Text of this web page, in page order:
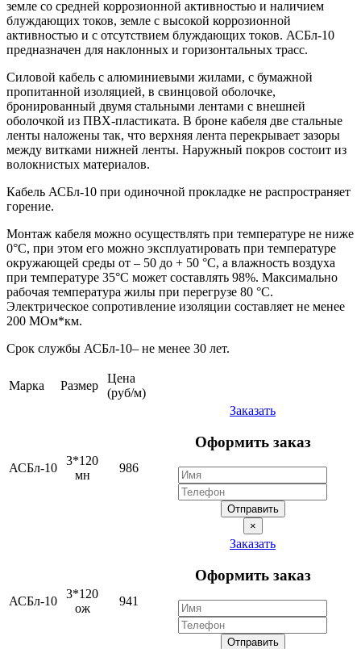
земле со средней коррозионной активностью и наличием
блуждающих токов, земле с высокой коррозионной
активностью и с отсутствием блуждающих токов. АСБл-10
предназначен для наклонных и горизонтальных трасс.
Силовой кабель с алюминиевыми жилами, с бумажной
пропитанной изоляцией, в свинцовой оболочке,
бронированный двумя стальными лентами с внешней
оболочкой из ПВХ-пластиката. В броне кабеля две стальные
ленты наложены так, что верхняя лента перекрывает зазоры
между витками нижней ленты. Наружный покров состоит из
волокнистых материалов.
Кабель АСБл-10 при одиночной прокладке не распространяет
горение.
Монтаж кабеля можно осуществлять при температуре не ниже
0°С, при этом его можно эксплуатировать при температуре
окружающей среды от – 50 до + 50 °С, а влажность воздуха
при температуре 35°С может составлять 98%. Максимально
рабочая температура жилы при перегрузе 80 °С.
Электрическое сопротивление изоляции составляет не менее
200 МОм*км.
Срок службы АСБл-10– не менее 30 лет.
Марка Размер
Цена
(руб/м)
АСБл-10
3*120
мн
986
Заказать
Оформить заказ
Отправить
×
АСБл-10
3*120
ож
941
Заказать
Оформить заказ
Отправить